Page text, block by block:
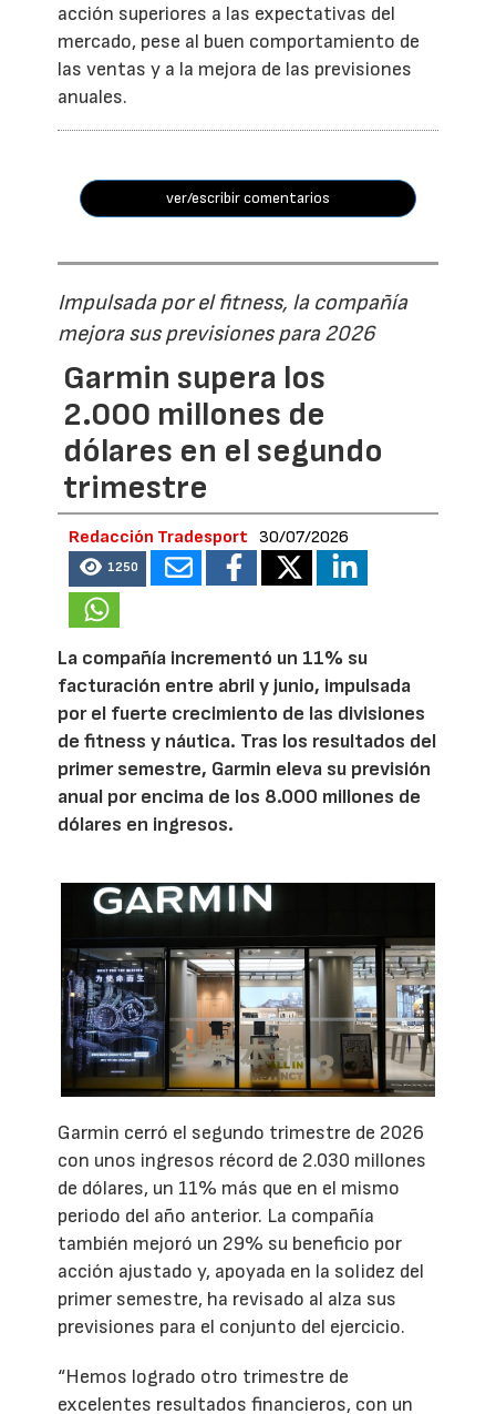
acción superiores a las expectativas del
mercado, pese al buen comportamiento de
las ventas y a la mejora de las previsiones
anuales.
ver/escribir comentarios
Impulsada por el fitness, la compañía
mejora sus previsiones para 2026
Garmin supera los
2.000 millones de
dólares en el segundo
trimestre
Redacción Tradesport 30/07/2026
1250
La compañía incrementó un 11% su
facturación entre abril y junio, impulsada
por el fuerte crecimiento de las divisiones
de fitness y náutica. Tras los resultados del
primer semestre, Garmin eleva su previsión
anual por encima de los 8.000 millones de
dólares en ingresos.
Garmin cerró el segundo trimestre de 2026
con unos ingresos récord de 2.030 millones
de dólares, un 11% más que en el mismo
periodo del año anterior. La compañía
también mejoró un 29% su beneficio por
acción ajustado y, apoyada en la solidez del
primer semestre, ha revisado al alza sus
previsiones para el conjunto del ejercicio.
“Hemos logrado otro trimestre de
excelentes resultados financieros, con un